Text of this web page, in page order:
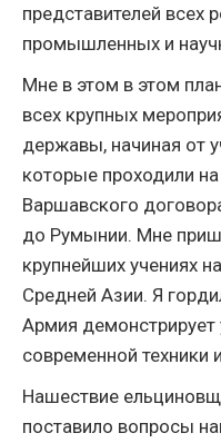
представителей всех
промышленных и
Мне в этом в этом
всех крупных
державы, начиная от
которые проходили на
Варшавского
до Румынии. Мне
крупнейших учениях
Средней Азии. Я
Армия
современной техники
Нашествие
поставило вопросы